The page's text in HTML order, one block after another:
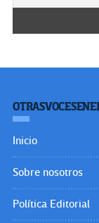
Inicio
Sobre nosotros
Política Editorial